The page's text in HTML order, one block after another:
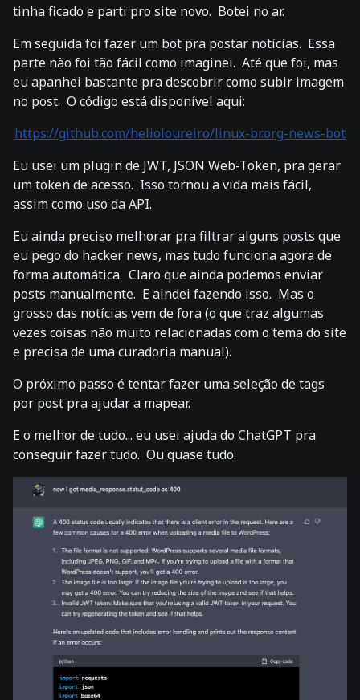
tinha ficado e parti pro site novo. Botei no ar.
Em seguida foi fazer um bot pra postar notícias. Essa
parte não foi tão fácil como imaginei. Até que foi, mas
eu apanhei bastante pra descobrir como subir imagem
no post. O código está disponível aqui:
https://github.com/helioloureiro/linux-br.org-news-bot
Eu usei um plugin de JWT, JSON Web-Token, pra gerar
um token de acesso. Isso tornou a vida mais fácil,
assim como uso da API.
Eu ainda preciso melhorar pra filtrar alguns posts que
eu pego do hacker news, mas tudo funciona agora de
forma automática. Claro que ainda podemos enviar
posts manualmente. E aindei fazendo isso. Mas o
grosso das notícias vem de fora (o que traz algumas
vezes coisas não muito relacionadas com o tema do site
e precisa de uma curadoria manual).
O próximo passo é tentar fazer uma seleção de tags
por post pra ajudar a mapear.
E o melhor de tudo... eu usei ajuda do ChatGPT pra
conseguir fazer tudo. Ou quase tudo.